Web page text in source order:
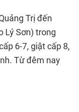
Trị đến
Lý Sơn) trong
6-7, giật cấp 8,
Từ đêm nay